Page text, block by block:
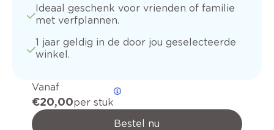
Ideaal geschenk voor vrienden of familie
met verfplannen.
1 jaar geldig in de door jou geselecteerde
winkel.
Vanaf
€ 20,00per stuk
Bestel nu